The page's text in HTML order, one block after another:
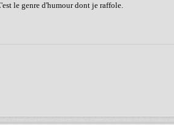
le genre d'humour dont je raffole.